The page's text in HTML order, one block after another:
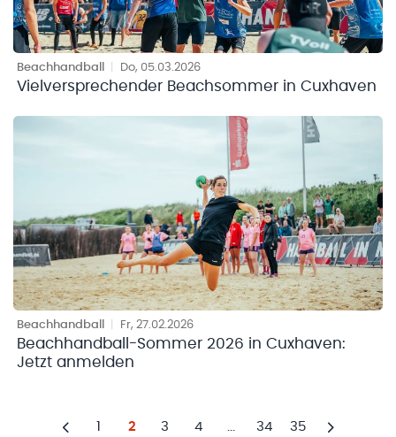
Beachhandball Do, 05.03.2026
Vielversprechender Beachsommer in Cuxhaven
Beachhandball Fr, 27.02.2026
Beachhandball-Sommer 2026 in Cuxhaven:
Jetzt anmelden
2 3 4 ... 34 35